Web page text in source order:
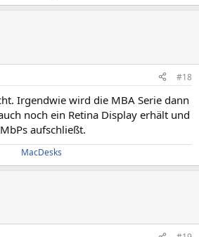
#18
Irgendwie wird die MBA Serie dann
noch ein Retina Display erhält und
aufschließt.
MacDesks